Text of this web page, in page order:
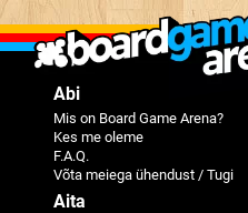
Abi
Mis on Board Game Arena?
Kes me oleme
F.A.Q.
Võta meiega ühendust / Tugi
Aita